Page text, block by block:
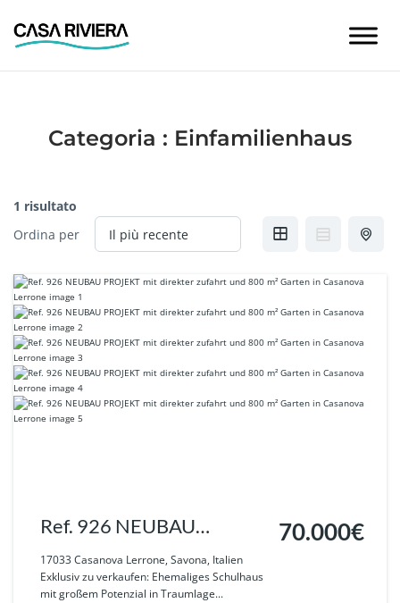
Categoria : Einfamilienhaus
1 risultato
Ordina per
Ref. 926 NEUBAU
PROJEKT mit direkter
zufahrt und 800 m² Garten
17033 Casanova Lerrone, Savona, Italien
Exklusiv zu verkaufen: Ehemaliges Schulhaus
mit großem Potenzial in Traumlage...
70.000€